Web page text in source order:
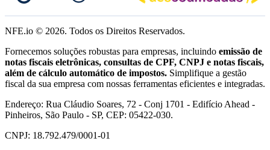
NFE.io © 2026. Todos os Direitos Reservados.
Fornecemos soluções robustas para empresas, incluindo emissão de
notas fiscais eletrônicas, consultas de CPF, CNPJ e notas fiscais,
além de cálculo automático de impostos. Simplifique a gestão
fiscal da sua empresa com nossas ferramentas eficientes e integradas.
Endereço: Rua Cláudio Soares, 72 - Conj 1701 - Edifício Ahead -
Pinheiros, São Paulo - SP, CEP: 05422-030.
CNPJ: 18.792.479/0001-01